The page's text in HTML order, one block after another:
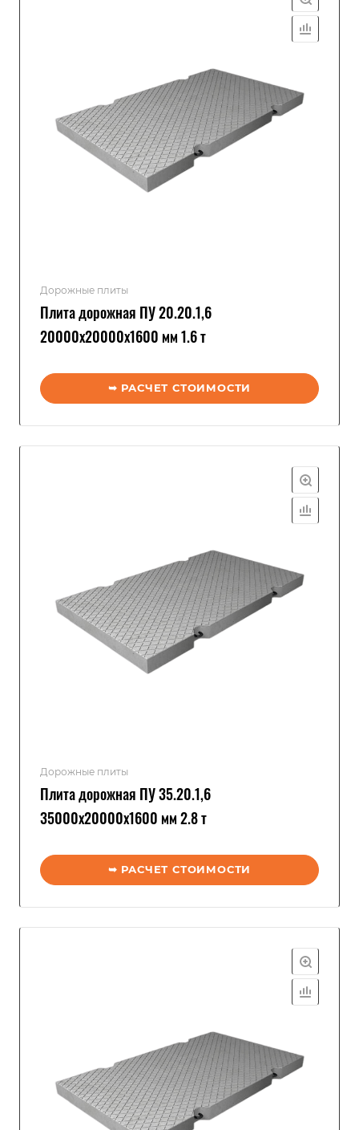
Дорожные плиты
Плита дорожная ПУ 20.20.1,6
20000x20000x1600 мм 1.6 т
➥ РАСЧЕТ СТОИМОСТИ
Дорожные плиты
Плита дорожная ПУ 35.20.1,6
35000x20000x1600 мм 2.8 т
➥ РАСЧЕТ СТОИМОСТИ